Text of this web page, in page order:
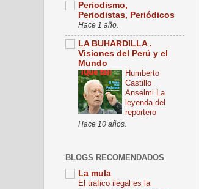
Periodismo,
Periodistas, Periódicos
Hace 1 año.
LA BUHARDILLA .
Visiones del Perú y el
Mundo
Humberto
Castillo
Anselmi La
leyenda del
reportero
Hace 10 años.
BLOGS RECOMENDADOS
La mula
El tráfico ilegal es la